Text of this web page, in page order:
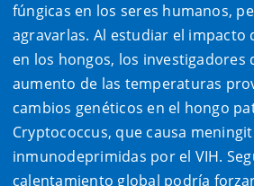
fúngicas en los seres humanos,
agravarlas. Al estudiar el impacto
en los hongos, los investigadores
aumento de las temperaturas
cambios genéticos en el hongo
Cryptococcus, que causa
inmunodeprimidas por el VIH.
calentamiento global podría